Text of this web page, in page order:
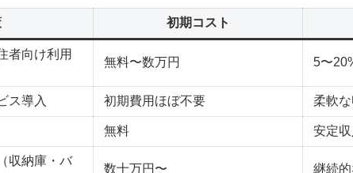
初期コスト
者向け利用
無料〜数万円 5〜
ス導入 初期費用ほぼ不要 柔軟
無料 安定
収納庫・バ
数十万円〜 継続